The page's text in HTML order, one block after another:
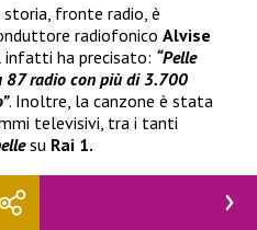
storia, fronte radio, è
radiofonico Alvise
infatti ha precisato: “Pelle
87 radio con più di 3.700
. Inoltre, la canzone è stata
televisivi, tra i tanti
su Rai 1.